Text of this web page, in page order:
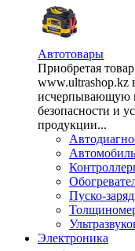
Автотовары
Приобретая
www.ultrashop.kz
исчерпывающую
безопасности и
продукции...
Пуско-
Электроника